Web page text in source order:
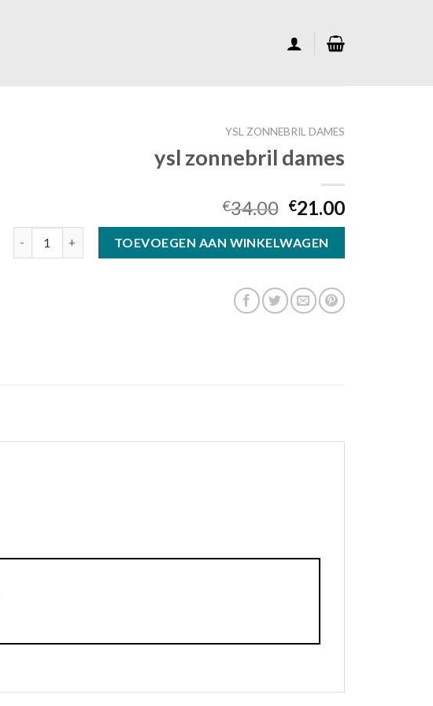
YSL ZONNEBRIL DAMES
ysl zonnebril dames
€34.00 €21.00
TOEVOEGEN AAN WINKELWAGEN